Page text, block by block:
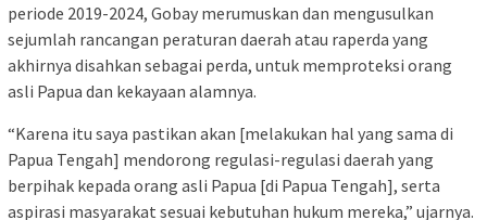
periode 2019-2024, Gobay merumuskan dan mengusulkan
sejumlah rancangan peraturan daerah atau raperda yang
akhirnya disahkan sebagai perda, untuk memproteksi orang
asli Papua dan kekayaan alamnya.
“Karena itu saya pastikan akan [melakukan hal yang sama di
Papua Tengah] mendorong regulasi-regulasi daerah yang
berpihak kepada orang asli Papua [di Papua Tengah], serta
aspirasi masyarakat sesuai kebutuhan hukum mereka,” ujarnya.